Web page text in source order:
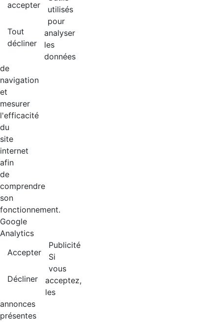
accepter
Tout
décliner
utilisés
pour
analyser
les
données
de
navigation
et
mesurer
l'efficacité
du
site
internet
afin
de
comprendre
son
fonctionnement.
Google
Analytics
Accepter
Décliner
Publicité
Si
vous
acceptez,
les
annonces
présentes